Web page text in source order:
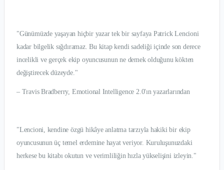
"Günümüzde yaşayan hiçbir yazar tek bir sayfaya Patrick Lencioni
kadar bilgelik sığdıramaz. Bu kitap kendi sadeliği içinde son derece
incelikli ve gerçek ekip oyuncusunun ne demek olduğunu kökten
değiştirecek düzeyde."
– Travis Bradberry, Emotional Intelligence 2.0'ın yazarlarından
"Lencioni, kendine özgü hikâye anlatma tarzıyla hakiki bir ekip
oyuncusunun üç temel erdemine hayat veriyor. Kuruluşunuzdaki
herkese bu kitabı okutun ve verimliliğin hızla yükselişini izleyin."